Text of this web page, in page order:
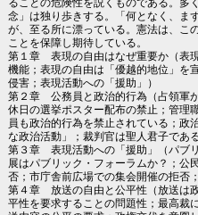
念」は独り歩きする。「何となく、ま
が、至る所に漂っている。憲法は、こ
ことを保障し期待している。
第１章 表現の自由はなぜ重要か（表
機能；表現の自由は「優越的地位」を
侵害；表現活動への「援助」）
第２章 公務員と政治的行為（占領軍
休日の選挙ポスター配布の禁止；管理
員も政治的行為を禁止されている；政
な政治活動」；裁判官は聖人君子であ
第３章 表現活動への「援助」（パブ
展はパブリック・フォーラムか？；公
否；市庁舎前広場での集会開催の拒否
第４章 放送の自由と公平性（放送は
平性を要求することの問題性；最高裁